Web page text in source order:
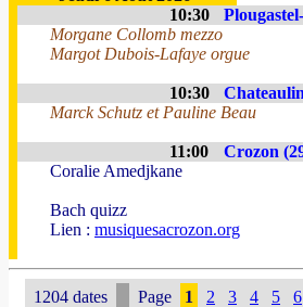
10:30
Morgane Collomb mezzo
Margot Dubois-Lafaye orgue
10:30
Marck Schutz et Pauline Beau
11:00 Crozon
Coralie Amedjkane
Bach quizz
Lien : musiquesacrozon.org
1204 dates Page 1 2 3 4 5 6